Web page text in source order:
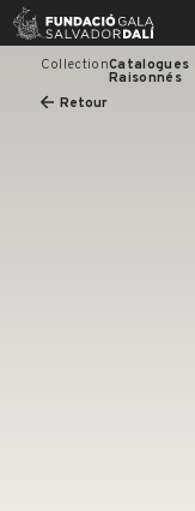
Skip
CollectionCatalogues
Raisonnés
Retour